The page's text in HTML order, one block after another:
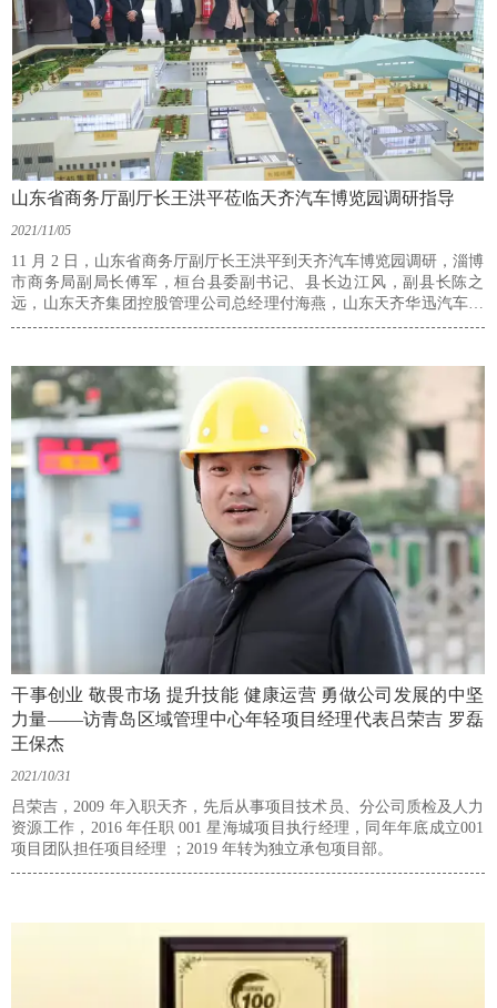
山东省商务厅副厅长王洪平莅临天齐汽车博览园调研指导
2021/11/05
11 月 2 日，山东省商务厅副厅长王洪平到天齐汽车博览园调研，淄博
市商务局副局长傅军，桓台县委副书记、县长边江风，副县长陈之
远，山东天齐集团控股管理公司总经理付海燕，山东天齐华迅汽车园
区发展有限公司总经理赵峰等陪同调研。
干事创业 敬畏市场 提升技能 健康运营 勇做公司发展的中坚
力量——访青岛区域管理中心年轻项目经理代表吕荣吉 罗磊
王保杰
2021/10/31
吕荣吉，2009 年入职天齐，先后从事项目技术员、分公司质检及人力
资源工作，2016 年任职 001 星海城项目执行经理，同年年底成立001
项目团队担任项目经理 ；2019 年转为独立承包项目部。